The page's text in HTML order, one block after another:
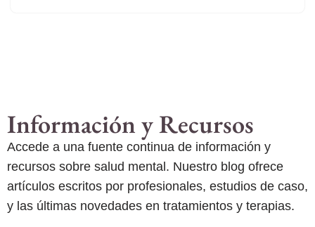
Información y Recursos
Accede a una fuente continua de información y
recursos sobre salud mental. Nuestro blog ofrece
artículos escritos por profesionales, estudios de caso,
y las últimas novedades en tratamientos y terapias.